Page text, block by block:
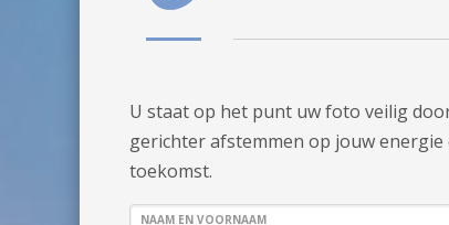
U staat op het punt uw foto veilig
gerichter afstemmen op jouw
toekomst.
NAAM EN VOORNAAM